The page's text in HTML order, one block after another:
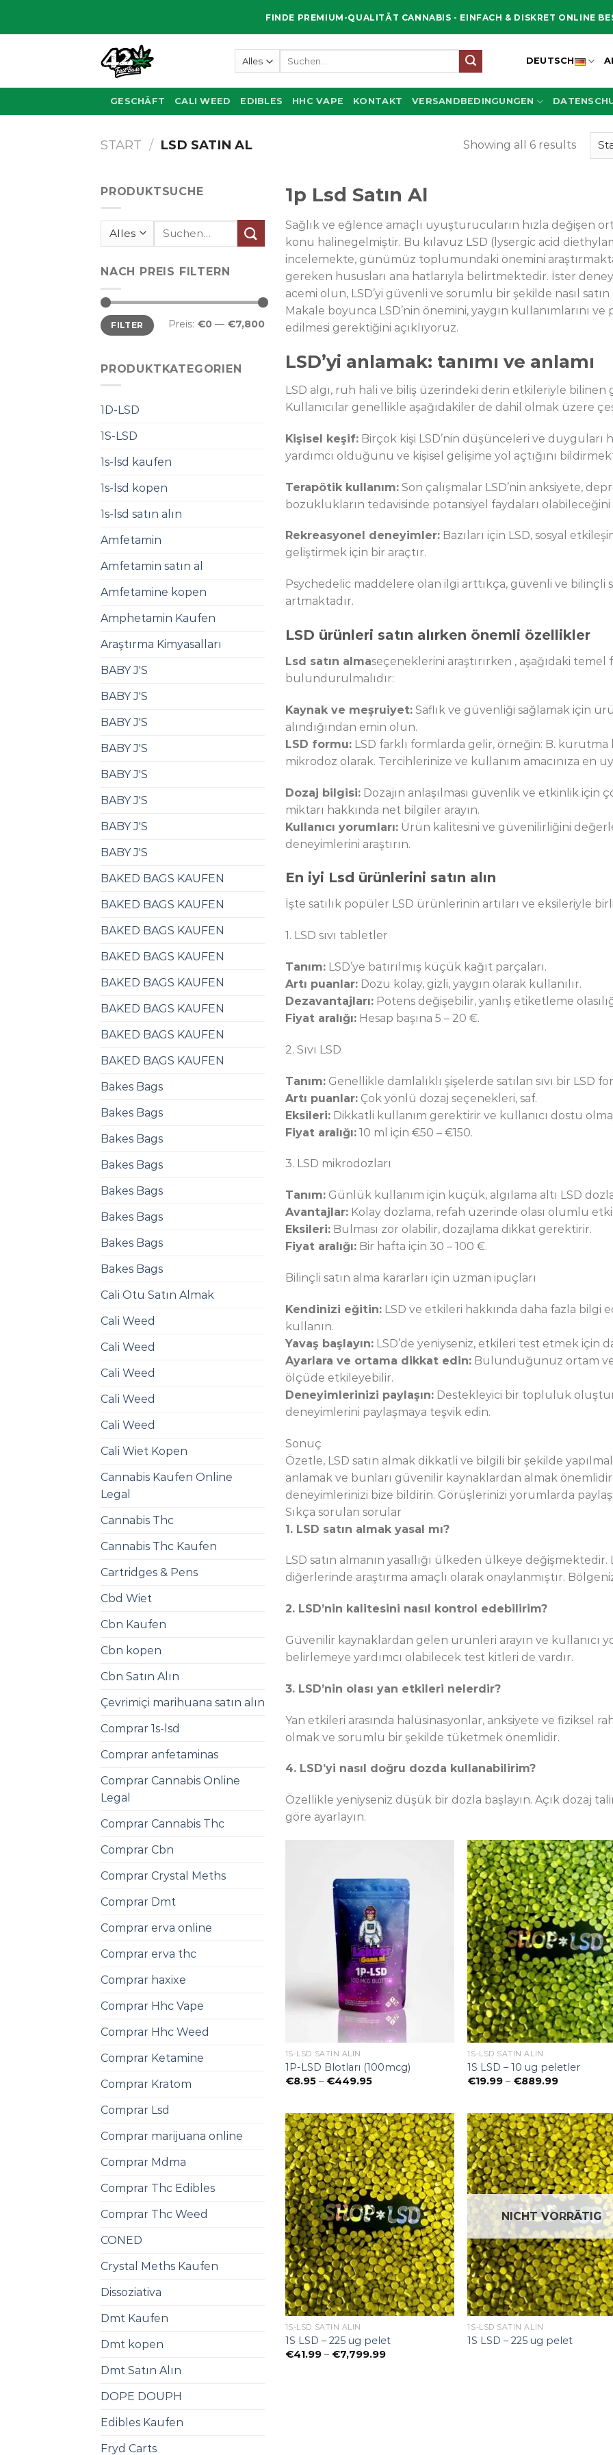
FINDE PREMIUM-QUALITÄT CANNABIS - EINFACH & DISKRET ONLINE
Suchen
DEUTSCH
GESCHÄFT CALI WEED EDIBLES HHC VAPE KONTAKT VERSANDBEDINGUNGEN
START / LSD SATIN AL Showing all 6 results
PRODUKTSUCHE
Suchen
NACH PREIS FILTERN
Min.
Preis
Max.
PreisFILTER Preis: €0 — €7,800
PRODUKTKATEGORIEN
1D-LSD
1S-LSD
1s-lsd kaufen
1s-lsd kopen
1s-lsd satın alın
Amfetamin
Amfetamin satın al
Amfetamine kopen
Amphetamin Kaufen​
Araştırma Kimyasalları
BABY J'S
BABY J'S
BABY J'S
BABY J'S
BABY J'S
BABY J'S
BABY J'S
BABY J'S
BAKED BAGS KAUFEN
BAKED BAGS KAUFEN
BAKED BAGS KAUFEN
BAKED BAGS KAUFEN
BAKED BAGS KAUFEN
BAKED BAGS KAUFEN
BAKED BAGS KAUFEN
BAKED BAGS KAUFEN
Bakes Bags
Bakes Bags
Bakes Bags
Bakes Bags
Bakes Bags
Bakes Bags
Bakes Bags
Bakes Bags
Cali Otu Satın Almak
Cali Weed
Cali Weed
Cali Weed
Cali Weed
Cali Weed
Cali Wiet Kopen
Cannabis Kaufen Online
Legal
Cannabis Thc
Cannabis Thc Kaufen
Cartridges & Pens
Cbd Wiet
Cbn Kaufen
Cbn kopen
Cbn Satın Alın
Çevrimiçi marihuana satın alın
Comprar 1s-lsd
Comprar anfetaminas
Comprar Cannabis Online
Legal
Comprar Cannabis Thc
Comprar Cbn
Comprar Crystal Meths
Comprar Dmt
Comprar erva online
Comprar erva thc
Comprar haxixe
Comprar Hhc Vape
Comprar Hhc Weed
Comprar Ketamine
Comprar Kratom
Comprar Lsd
Comprar marijuana online
Comprar Mdma
Comprar Thc Edibles
Comprar Thc Weed
CONED
Crystal Meths Kaufen​
Dissoziativa
Dmt Kaufen​
Dmt kopen
Dmt Satın Alın
DOPE DOUPH
Edibles Kaufen
Fryd Carts
1p Lsd Satın Al
Sağlık ve eğlence amaçlı uyuşturucuların hızla değişen
konu halinegelmiştir. Bu kılavuz LSD (lysergic acid
incelemekte, günümüz toplumundaki önemini
gereken hususları ana hatlarıyla belirtmektedir. İster
acemi olun, LSD’yi güvenli ve sorumlu bir şekilde nasıl
Makale boyunca LSD’nin önemini, yaygın kullanımlarını
edilmesi gerektiğini açıklıyoruz.
LSD’yi anlamak: tanımı ve anlamı
LSD algı, ruh hali ve biliş üzerindeki derin etkileriyle
Kullanıcılar genellikle aşağıdakiler de dahil olmak üzere
Kişisel keşif: Birçok kişi LSD’nin düşünceleri ve duyguları
yardımcı olduğunu ve kişisel gelişime yol açtığını
Terapötik kullanım: Son çalışmalar LSD’nin anksiyete,
bozuklukların tedavisinde potansiyel faydaları
Rekreasyonel deneyimler: Bazıları için LSD, sosyal
geliştirmek için bir araçtır.
Psychedelic maddelere olan ilgi arttıkça, güvenli ve bilinçli
artmaktadır.
LSD ürünleri satın alırken önemli özellikler
Lsd satın almaseçeneklerini araştırırken , aşağıdaki
bulundurulmalıdır:
Kaynak ve meşruiyet: Saflık ve güvenliği sağlamak için
alındığından emin olun.
LSD formu: LSD farklı formlarda gelir, örneğin: B. kurutma
mikrodoz olarak. Tercihlerinize ve kullanım amacınıza en
Dozaj bilgisi: Dozajın anlaşılması güvenlik ve etkinlik için
miktarı hakkında net bilgiler arayın.
Kullanıcı yorumları: Ürün kalitesini ve güvenilirliğini
deneyimlerini araştırın.
En iyi Lsd ürünlerini satın alın
İşte satılık popüler LSD ürünlerinin artıları ve eksileriyle
1. LSD sıvı tabletler
Tanım: LSD’ye batırılmış küçük kağıt parçaları.
Artı puanlar: Dozu kolay, gizli, yaygın olarak kullanılır.
Dezavantajları: Potens değişebilir, yanlış etiketleme
Fiyat aralığı: Hesap başına 5 – 20 €.
2. Sıvı LSD
Tanım: Genellikle damlalıklı şişelerde satılan sıvı bir LSD
Artı puanlar: Çok yönlü dozaj seçenekleri, saf.
Eksileri: Dikkatli kullanım gerektirir ve kullanıcı dostu
Fiyat aralığı: 10 ml için €50 – €150.
3. LSD mikrodozları
Tanım: Günlük kullanım için küçük, algılama altı LSD
Avantajlar: Kolay dozlama, refah üzerinde olası olumlu
Eksileri: Bulması zor olabilir, dozajlama dikkat gerektirir.
Fiyat aralığı: Bir hafta için 30 – 100 €.
Bilinçli satın alma kararları için uzman ipuçları
Kendinizi eğitin: LSD ve etkileri hakkında daha fazla bilgi
kullanın.
Yavaş başlayın: LSD’de yeniyseniz, etkileri test etmek için
Ayarlara ve ortama dikkat edin: Bulunduğunuz ortam ve
ölçüde etkileyebilir.
Deneyimlerinizi paylaşın: Destekleyici bir topluluk
deneyimlerini paylaşmaya teşvik edin.
Sonuç
Özetle, LSD satın almak dikkatli ve bilgili bir şekilde
anlamak ve bunları güvenilir kaynaklardan almak
deneyimlerinizi bize bildirin. Görüşlerinizi yorumlarda
Sıkça sorulan sorular
1. LSD satın almak yasal mı?
LSD satın almanın yasallığı ülkeden ülkeye değişmektedir.
diğerlerinde araştırma amaçlı olarak onaylanmıştır.
2. LSD’nin kalitesini nasıl kontrol edebilirim?
Güvenilir kaynaklardan gelen ürünleri arayın ve kullanıcı
belirlemeye yardımcı olabilecek test kitleri de vardır.
3. LSD’nin olası yan etkileri nelerdir?
Yan etkileri arasında halüsinasyonlar, anksiyete ve fiziksel
olmak ve sorumlu bir şekilde tüketmek önemlidir.
4. LSD’yi nasıl doğru dozda kullanabilirim?
Özellikle yeniyseniz düşük bir dozla başlayın. Açık dozaj
göre ayarlayın.
1S-LSD SATIN ALIN
1P-LSD Blotları (100mcg)
€8.95 – €449.95Preisspanne:
1S-LSD SATIN ALIN
1S LSD – 10 ug peletler
€19.99 – €889.99
1S-LSD SATIN ALIN
1S LSD – 225 ug pelet
€41.99 – €7,799.99Preisspanne:
NICHT VORRÄTIG
1S-LSD SATIN ALIN
1S LSD – 225 ug pelet